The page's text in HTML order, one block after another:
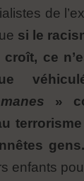
de
si le
ce
»
gens.
enfants